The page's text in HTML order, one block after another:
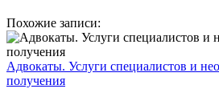
Похожие записи:
Адвокаты. Услуги специалистов и
получения